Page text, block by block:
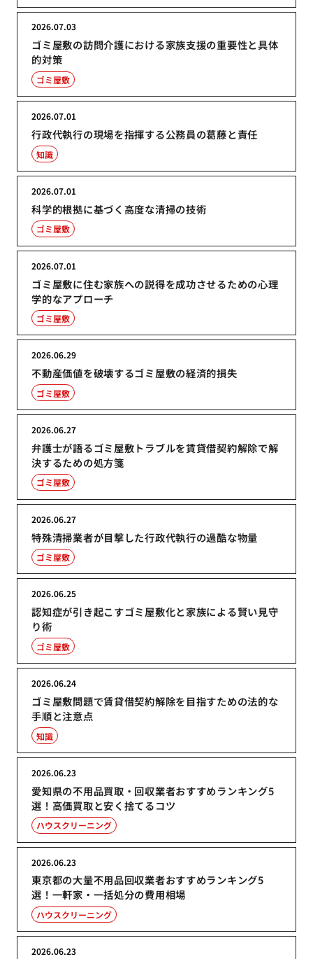
ゴミ屋敷の訪問介護における家族支援の重要性と具体
的対策
2026.07.03
ゴミ屋敷
行政代執行の現場を指揮する公務員の葛藤と責任
2026.07.01
知識
科学的根拠に基づく高度な清掃の技術
2026.07.01
ゴミ屋敷
ゴミ屋敷に住む家族への説得を成功させるための心理
学的なアプローチ
2026.07.01
ゴミ屋敷
不動産価値を破壊するゴミ屋敷の経済的損失
2026.06.29
ゴミ屋敷
弁護士が語るゴミ屋敷トラブルを賃貸借契約解除で解
決するための処方箋
2026.06.27
ゴミ屋敷
特殊清掃業者が目撃した行政代執行の過酷な物量
2026.06.27
ゴミ屋敷
認知症が引き起こすゴミ屋敷化と家族による賢い見守
り術
2026.06.25
ゴミ屋敷
ゴミ屋敷問題で賃貸借契約解除を目指すための法的な
手順と注意点
2026.06.24
知識
愛知県の不用品買取・回収業者おすすめランキング5
選！高価買取と安く捨てるコツ
2026.06.23
ハウスクリーニング
東京都の大量不用品回収業者おすすめランキング5
選！一軒家・一括処分の費用相場
2026.06.23
ハウスクリーニング
2026.06.23